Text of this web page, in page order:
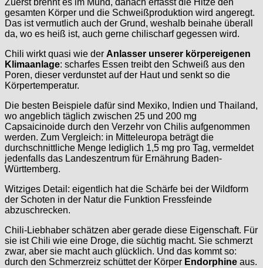
Zuerst brennt es im Mund, danach erfasst die Hitze den
gesamten Körper und die Schweißproduktion wird angeregt.
Das ist vermutlich auch der Grund, weshalb beinahe überall
da, wo es heiß ist, auch gerne chilischarf gegessen wird.
Chili wirkt quasi wie der Anlasser unserer körpereigenen
Klimaanlage: scharfes Essen treibt den Schweiß aus den
Poren, dieser verdunstet auf der Haut und senkt so die
Körpertemperatur.
Die besten Beispiele dafür sind Mexiko, Indien und Thailand,
wo angeblich täglich zwischen 25 und 200 mg
Capsaicinoide durch den Verzehr von Chilis aufgenommen
werden. Zum Vergleich: in Mitteleuropa beträgt die
durchschnittliche Menge lediglich 1,5 mg pro Tag, vermeldet
jedenfalls das Landeszentrum für Ernährung Baden-
Württemberg.
Witziges Detail: eigentlich hat die Schärfe bei der Wildform
der Schoten in der Natur die Funktion Fressfeinde
abzuschrecken.
Chili-Liebhaber schätzen aber gerade diese Eigenschaft. Für
sie ist Chili wie eine Droge, die süchtig macht. Sie schmerzt
zwar, aber sie macht auch glücklich. Und das kommt so:
durch den Schmerzreiz schüttet der Körper Endorphine aus.